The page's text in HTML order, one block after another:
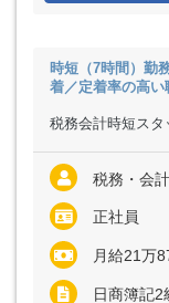
時短（7時間）勤
着／定着率の高
税務会計時短スタ
税務・会計
正社員
月給21万8750円～
日商簿記